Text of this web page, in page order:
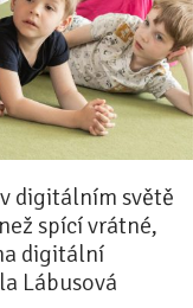
digitálním světě
spící vrátné,
digitální
Lábusová